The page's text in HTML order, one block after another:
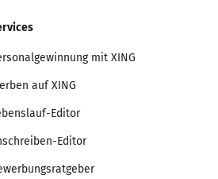
mit XING
auf XING
Editor
Editor